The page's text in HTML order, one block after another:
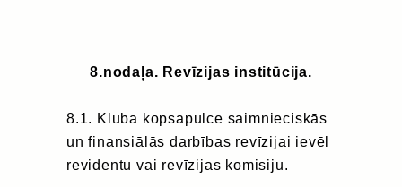
8.nodaļa. Revīzijas institūcija.
8.1. Kluba kopsapulce saimnieciskās
un finansiālās darbības revīzijai ievēl
revidentu vai revīzijas komisiju.